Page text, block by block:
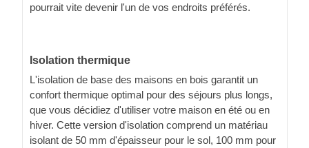
pourrait vite devenir l'un de vos endroits préférés.
Isolation thermique
L'isolation de base des maisons en bois garantit un
confort thermique optimal pour des séjours plus longs,
que vous décidiez d'utiliser votre maison en été ou en
hiver. Cette version d'isolation comprend un matériau
isolant de 50 mm d'épaisseur pour le sol, 100 mm pour